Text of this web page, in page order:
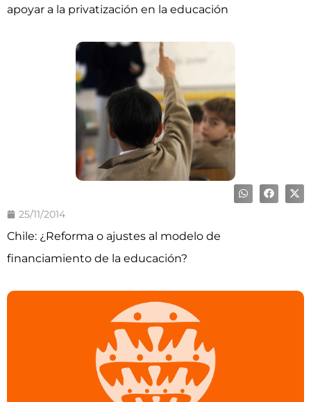
apoyar a la privatización en la educación
25/11/2014
Chile: ¿Reforma o ajustes al modelo de
financiamiento de la educación?